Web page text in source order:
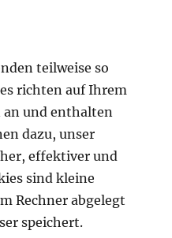
teilweise so
richten auf Ihrem
an und enthalten
dazu, unser
effektiver und
sind kleine
Rechner abgelegt
speichert.